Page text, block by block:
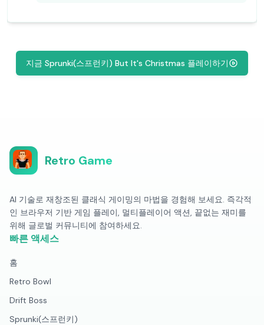
지금 Sprunki(스프런키) But It's Christmas 플레이하기
Retro Game
AI 기술로 재창조된 클래식 게이밍의 마법을 경험해 보세요. 즉각적
인 브라우저 기반 게임 플레이, 멀티플레이어 액션, 끝없는 재미를
위해 글로벌 커뮤니티에 참여하세요.
빠른 액세스
홈
Retro Bowl
Drift Boss
Sprunki(스프런키)